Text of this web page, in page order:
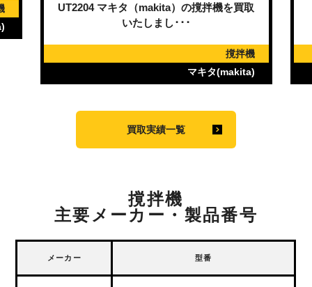
UT2204 マキタ（makita）の撹拌機を買取
いたしまし･･･
撹拌機
マキタ(makita)
買取実績一覧
撹拌機
主要メーカー・製品番号
メーカー 型番